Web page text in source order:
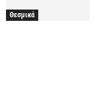
Θεσμικά